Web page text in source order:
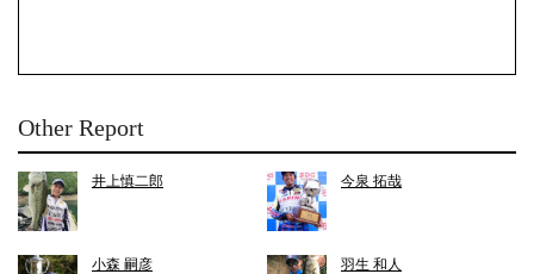
Other Report
井上慎二郎 今泉 拓哉
小森 嗣彦 羽生 和人